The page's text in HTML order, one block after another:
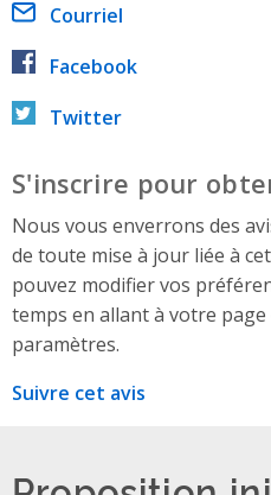
Courriel
Facebook
Twitter
S'inscrire pour
Nous vous enverrons des
de toute mise à jour liée à
pouvez modifier vos
temps en allant à votre
paramètres.
Suivre cet avis